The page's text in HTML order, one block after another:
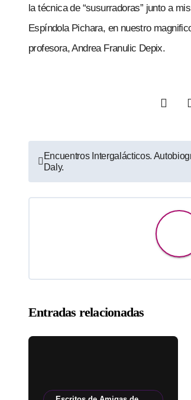
la técnica de “susurradoras” junto a
Espíndola Pichara, en nuestro
profesora, Andrea Franulic Depix.
Navegación
de
entradas
Encuentros Intergalácticos.
Daly.
Entradas relacionadas